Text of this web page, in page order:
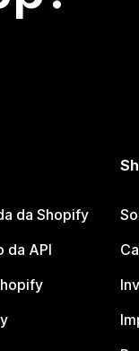
da Shopify
da API